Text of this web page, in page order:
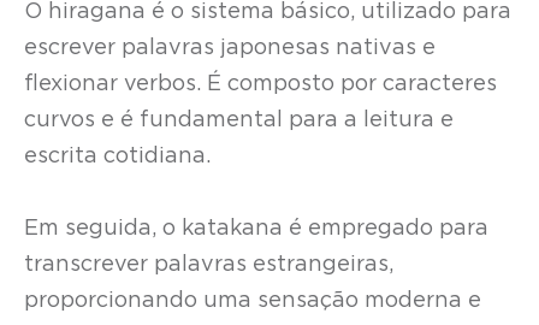
O hiragana é o sistema básico, utilizado para
escrever palavras japonesas nativas e
flexionar verbos. É composto por caracteres
curvos e é fundamental para a leitura e
escrita cotidiana.
Em seguida, o katakana é empregado para
transcrever palavras estrangeiras,
proporcionando uma sensação moderna e